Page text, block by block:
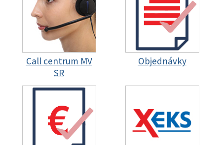
Call centrum MV
SR
Objednávky